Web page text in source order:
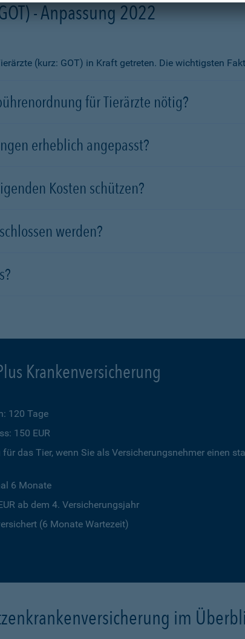
- Anpassung 2022
(kurz: GOT) in Kraft getreten. Die wichtigsten
für Tierärzte nötig?
erheblich angepasst?
Kosten schützen?
werden?
Krankenversicherung
120 Tage
150 EUR
das Tier, wenn Sie als Versicherungsnehmer einen
6 Monate
ab dem 4. Versicherungsjahr
(6 Monate Wartezeit)
im